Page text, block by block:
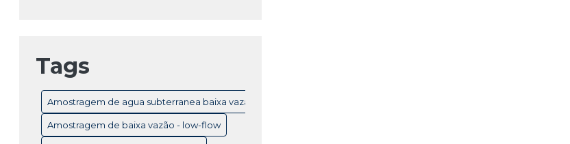
Amostragem de Água Subterrânea: Guia
Completo para Monitoramento e
Controle de Qualidade
Amostragem de Água Subterrânea:
Técnicas Essenciais e Importância para
Tags
Amostragem de agua subterranea baixa vazão
Amostragem de baixa vazão - low-flow